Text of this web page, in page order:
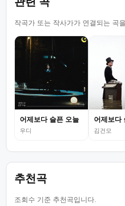
작곡가 또는 작사가가 연결되는 곡
어제보다 슬픈 오늘
우디
어제보다
김건모
추천곡
조회수 기준 추천곡입니다.